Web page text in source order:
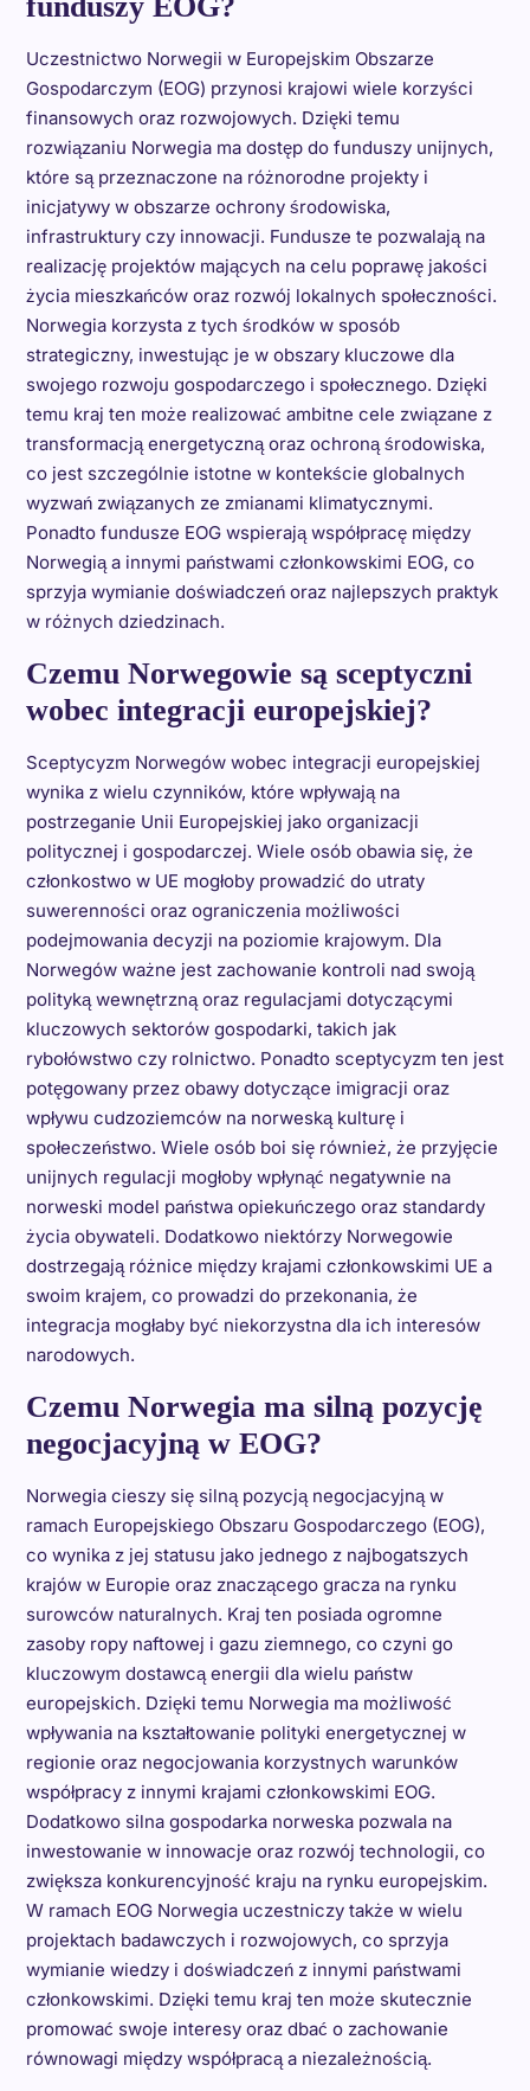
Uczestnictwo Norwegii w Europejskim Obszarze
Gospodarczym (EOG) przynosi krajowi wiele korzyści
finansowych oraz rozwojowych. Dzięki temu
rozwiązaniu Norwegia ma dostęp do funduszy unijnych,
które są przeznaczone na różnorodne projekty i
inicjatywy w obszarze ochrony środowiska,
infrastruktury czy innowacji. Fundusze te pozwalają na
realizację projektów mających na celu poprawę jakości
życia mieszkańców oraz rozwój lokalnych społeczności.
Norwegia korzysta z tych środków w sposób
strategiczny, inwestując je w obszary kluczowe dla
swojego rozwoju gospodarczego i społecznego. Dzięki
temu kraj ten może realizować ambitne cele związane z
transformacją energetyczną oraz ochroną środowiska,
co jest szczególnie istotne w kontekście globalnych
wyzwań związanych ze zmianami klimatycznymi.
Ponadto fundusze EOG wspierają współpracę między
Norwegią a innymi państwami członkowskimi EOG, co
sprzyja wymianie doświadczeń oraz najlepszych praktyk
w różnych dziedzinach.
Czemu Norwegowie są sceptyczni
wobec integracji europejskiej?
Sceptycyzm Norwegów wobec integracji europejskiej
wynika z wielu czynników, które wpływają na
postrzeganie Unii Europejskiej jako organizacji
politycznej i gospodarczej. Wiele osób obawia się, że
członkostwo w UE mogłoby prowadzić do utraty
suwerenności oraz ograniczenia możliwości
podejmowania decyzji na poziomie krajowym. Dla
Norwegów ważne jest zachowanie kontroli nad swoją
polityką wewnętrzną oraz regulacjami dotyczącymi
kluczowych sektorów gospodarki, takich jak
rybołówstwo czy rolnictwo. Ponadto sceptycyzm ten jest
potęgowany przez obawy dotyczące imigracji oraz
wpływu cudzoziemców na norweską kulturę i
społeczeństwo. Wiele osób boi się również, że przyjęcie
unijnych regulacji mogłoby wpłynąć negatywnie na
norweski model państwa opiekuńczego oraz standardy
życia obywateli. Dodatkowo niektórzy Norwegowie
dostrzegają różnice między krajami członkowskimi UE a
swoim krajem, co prowadzi do przekonania, że
integracja mogłaby być niekorzystna dla ich interesów
narodowych.
Czemu Norwegia ma silną pozycję
negocjacyjną w EOG?
Norwegia cieszy się silną pozycją negocjacyjną w
ramach Europejskiego Obszaru Gospodarczego (EOG),
co wynika z jej statusu jako jednego z najbogatszych
krajów w Europie oraz znaczącego gracza na rynku
surowców naturalnych. Kraj ten posiada ogromne
zasoby ropy naftowej i gazu ziemnego, co czyni go
kluczowym dostawcą energii dla wielu państw
europejskich. Dzięki temu Norwegia ma możliwość
wpływania na kształtowanie polityki energetycznej w
regionie oraz negocjowania korzystnych warunków
współpracy z innymi krajami członkowskimi EOG.
Dodatkowo silna gospodarka norweska pozwala na
inwestowanie w innowacje oraz rozwój technologii, co
zwiększa konkurencyjność kraju na rynku europejskim.
W ramach EOG Norwegia uczestniczy także w wielu
projektach badawczych i rozwojowych, co sprzyja
wymianie wiedzy i doświadczeń z innymi państwami
członkowskimi. Dzięki temu kraj ten może skutecznie
promować swoje interesy oraz dbać o zachowanie
równowagi między współpracą a niezależnością.